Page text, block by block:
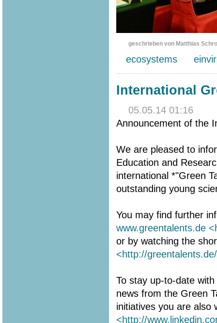
geschrieben von Matthias
ecosystems
International
05.05.14 01:16
Announcement of the
We are pleased to
Education and
international *"Green
outstanding young
You may find further
www.greentalents.de
or by watching the
<http://
To stay up-to-date
news from the Green
initiatives you are also
<http://